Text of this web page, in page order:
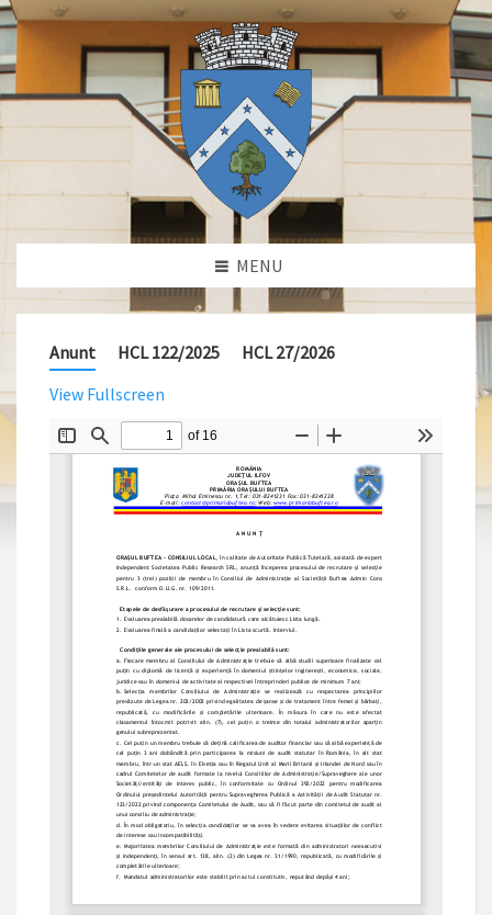
MENU
Anunt HCL 122/2025
HCL 27/2026
View Fullscreen